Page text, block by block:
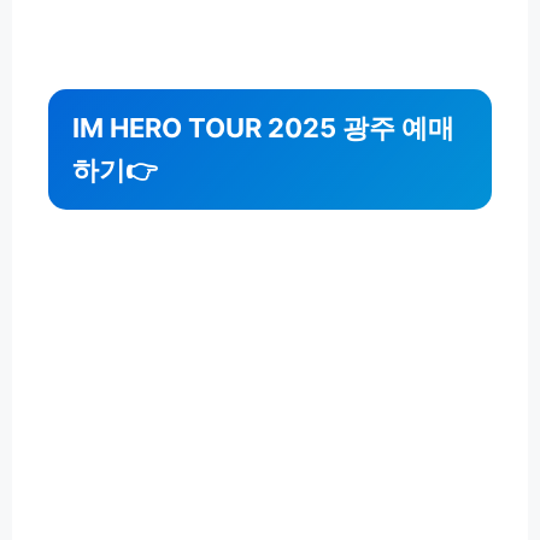
IM HERO TOUR 2025 광주 예매
하기👉